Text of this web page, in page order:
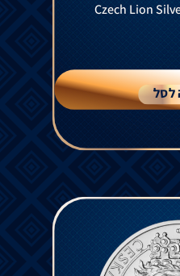
Czech Lion
לסל